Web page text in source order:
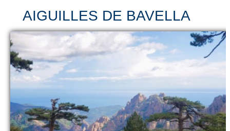
AIGUILLES DE BAVELLA